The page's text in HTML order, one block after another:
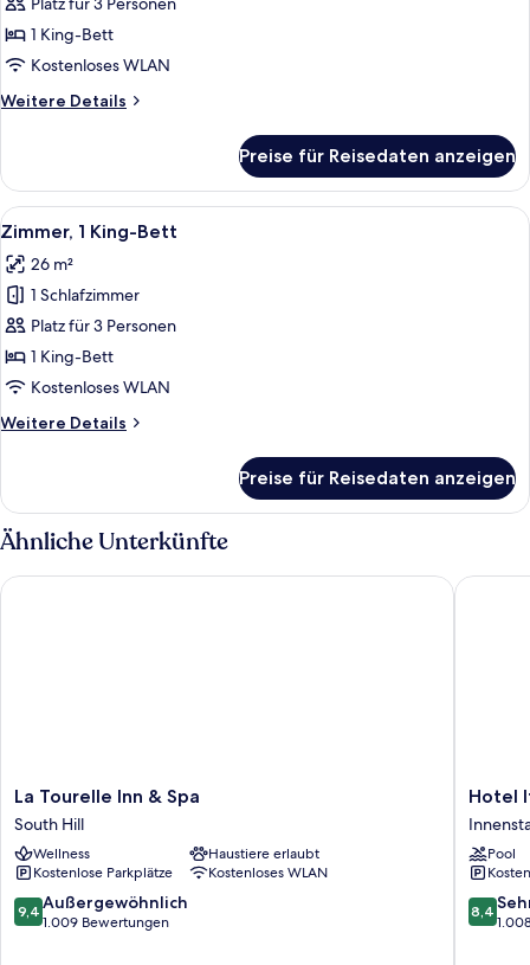
Suite
anzeigen
1 King-Bett
Kostenloses WLAN
Weitere Details
Weitere
Preise für Reisedaten anzeigen
Alle
Fotos
für
Zimmer,
1 King-
Bett
anzeigen
Ein Schlafzimmer mit einem Bett,
3
Zimmer, 1 King-Bett
26 m²
1 Schlafzimmer
Platz für 3 Personen
1 King-Bett
Kostenloses WLAN
Weitere Details
Weitere
1 King-
Bett
Preise für Reisedaten anzeigen
Ähnliche Unterkünfte
La
Tourelle
Inn
&
Spa
South
Hill
La Tourelle Inn & Spa
South Hill
Wellness
Haustiere erlaubt
Kostenlose Parkplätze
Kostenloses WLAN
9.4
von
9,4 Außergewöhnlich
1.009 Bewertungen
La Tourelle Inn & Spa
Hotel
Ithaca
Ithaca
Hotel
Pool
8.4
von
8,4
Hotel